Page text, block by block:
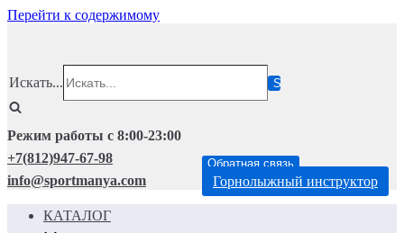
Перейти к содержимому
Искать...
Режим работы с 8:00-23:00
+7(812)947-67-98
info@sportmanya.com
Обратная связь
Горнолыжный инструктор
КАТАЛОГ